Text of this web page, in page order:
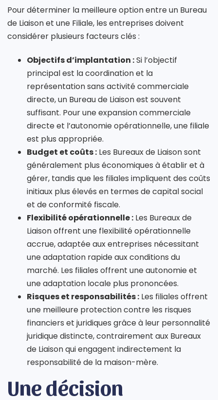
Pour déterminer la meilleure option entre un Bureau
de Liaison et une Filiale, les entreprises doivent
considérer plusieurs facteurs clés :
Objectifs d’implantation :Si l’objectif
principal est la coordination et la
représentation sans activité commerciale
directe, un Bureau de Liaison est souvent
suffisant. Pour une expansion commerciale
directe et l’autonomie opérationnelle, une filiale
est plus appropriée.
Budget et coûts : Les Bureaux de Liaison sont
généralement plus économiques à établir et à
gérer, tandis que les filiales impliquent des coûts
initiaux plus élevés en termes de capital social
et de conformité fiscale.
Flexibilité opérationnelle : Les Bureaux de
Liaison offrent une flexibilité opérationnelle
accrue, adaptée aux entreprises nécessitant
une adaptation rapide aux conditions du
marché. Les filiales offrent une autonomie et
une adaptation locale plus prononcées.
Risques et responsabilités : Les filiales offrent
une meilleure protection contre les risques
financiers et juridiques grâce à leur personnalité
juridique distincte, contrairement aux Bureaux
de Liaison qui engagent indirectement la
responsabilité de la maison-mère.
Une décision